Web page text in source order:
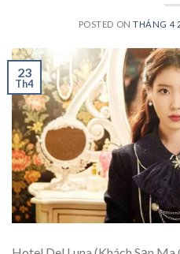
POSTED ONTHÁNG 4
23
Th4